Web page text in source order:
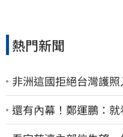
熱門新聞
非洲這國拒絕台灣護
還有內幕！鄭運鵬：